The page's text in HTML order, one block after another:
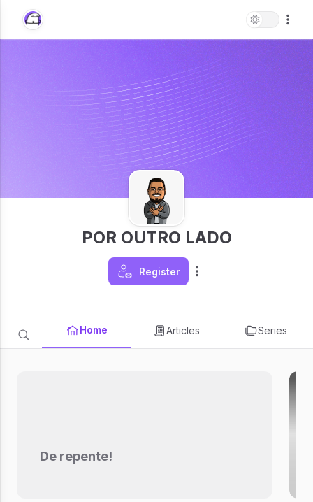
POR OUTRO LADO
Register
Home Articles Series
De repente!